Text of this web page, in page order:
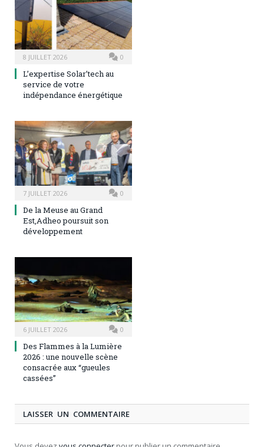
8 JUILLET 2026 0
L’expertise Solar’tech au
service de votre
indépendance énergétique
7 JUILLET 2026 0
De la Meuse au Grand
Est,Adheo poursuit son
développement
6 JUILLET 2026 0
Des Flammes à la Lumière
2026 : une nouvelle scène
consacrée aux “gueules
cassées”
LAISSER UN COMMENTAIRE